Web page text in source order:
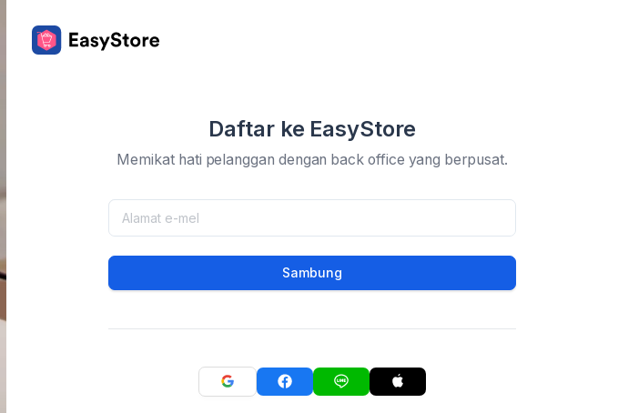
Daftar ke EasyStore
Memikat hati pelanggan dengan back office yang berpusat.
Sambung